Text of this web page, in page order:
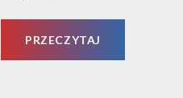
PRZECZYTAJ